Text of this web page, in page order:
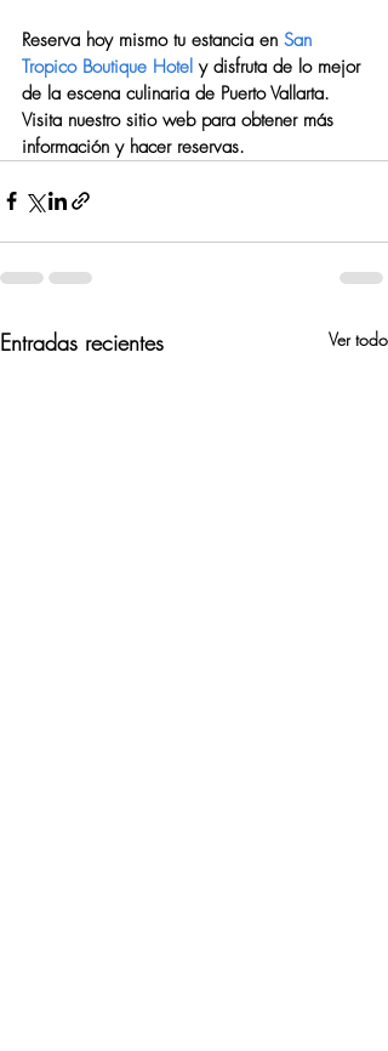
Reserva hoy mismo tu estancia en San
Tropico Boutique Hotel y disfruta de lo mejor
de la escena culinaria de Puerto Vallarta.
Visita nuestro sitio web para obtener más
información y hacer reservas.
Entradas recientes Ver todo